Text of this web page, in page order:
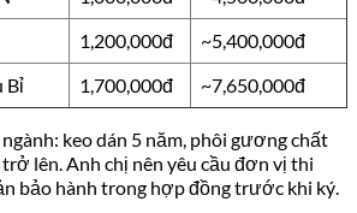
1,200,000đ
~5,400,000đ
Bỉ
1,700,000đ ~7,650,000đ
keo dán 5 năm, phôi gương chất
lên. Anh chị nên yêu cầu đơn vị thi
bảo hành trong hợp đồng trước khi ký.